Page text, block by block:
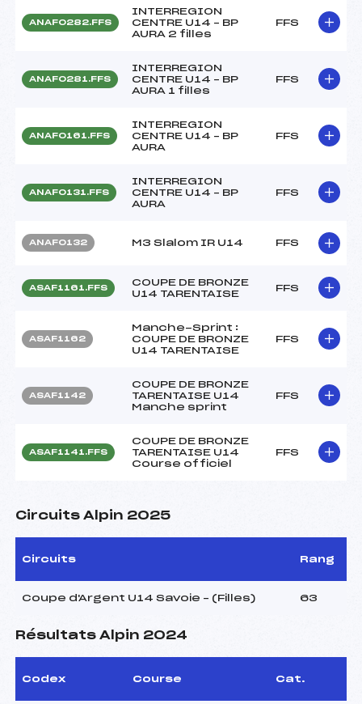
ANAF0282.FFS
INTERREGION
CENTRE U14 – BP
AURA 2 filles
FFS
ANAF0281.FFS
INTERREGION
CENTRE U14 – BP
AURA 1 filles
FFS
ANAF0161.FFS
INTERREGION
CENTRE U14 – BP
AURA
FFS
ANAF0131.FFS
INTERREGION
CENTRE U14 – BP
AURA
FFS
ANAF0132 M3 Slalom IR U14 FFS
ASAF1161.FFS
COUPE DE BRONZE
U14 TARENTAISE
FFS
ASAF1162
Manche-Sprint :
COUPE DE BRONZE
U14 TARENTAISE
FFS
ASAF1142
COUPE DE BRONZE
TARENTAISE U14
Manche sprint
FFS
ASAF1141.FFS
COUPE DE BRONZE
TARENTAISE U14
Course officiel
FFS
Circuits Alpin 2025
Circuits Rang
Coupe d'Argent U14 Savoie – (Filles) 63
Résultats Alpin 2024
Codex Course Cat.